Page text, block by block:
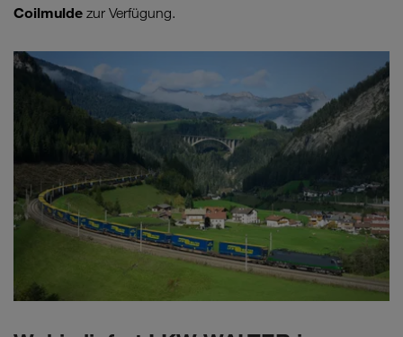
Coilmulde zur Verfügung.